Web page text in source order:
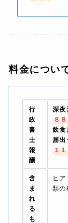
料金につい
行
政
書
士
報
酬
深夜
８
飲食
届出
１
含
ま
れ
る
も
ヒ
類の